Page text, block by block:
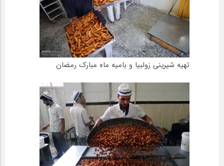
تهیه شیرینی زولبیا و بامیه ماه مبارک رمضان